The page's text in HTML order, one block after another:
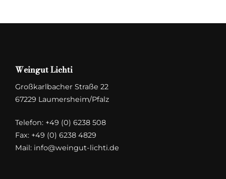
Weingut Lichti
Großkarlbacher Straße 22
67229 Laumersheim/Pfalz
Telefon: +49 (0) 6238 508
Fax: +49 (0) 6238 4829
Mail: info@weingut-lichti.de